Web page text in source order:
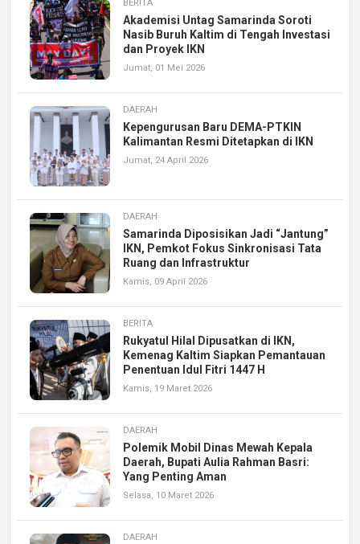
BERITA
Akademisi Untag Samarinda Soroti
Nasib Buruh Kaltim di Tengah Investasi
dan Proyek IKN
Jumat, 01 Mei 2026
DAERAH
Kepengurusan Baru DEMA-PTKIN
Kalimantan Resmi Ditetapkan di IKN
Jumat, 24 April 2026
DAERAH
Samarinda Diposisikan Jadi “Jantung”
IKN, Pemkot Fokus Sinkronisasi Tata
Ruang dan Infrastruktur
Kamis, 09 April 2026
BERITA
Rukyatul Hilal Dipusatkan di IKN,
Kemenag Kaltim Siapkan Pemantauan
Penentuan Idul Fitri 1447 H
Kamis, 19 Maret 2026
DAERAH
Polemik Mobil Dinas Mewah Kepala
Daerah, Bupati Aulia Rahman Basri:
Yang Penting Aman
Selasa, 10 Maret 2026
DAERAH